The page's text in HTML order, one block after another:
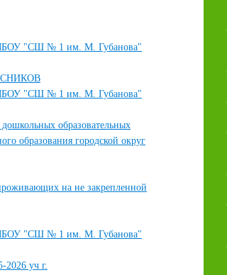
МБОУ "СШ № 1 им. М. Губанова"
МБОУ "СШ № 1 им. М. Губанова"
образовательных
образования городской округ
на не закрепленной
МБОУ "СШ № 1 им. М. Губанова"
уч г.